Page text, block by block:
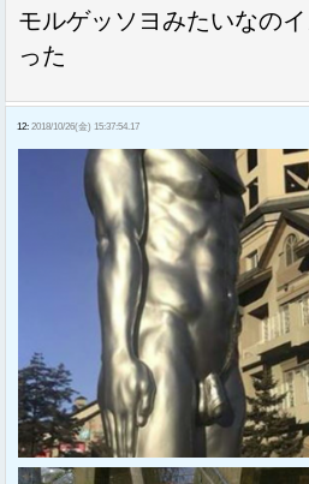
モルゲッソヨみたいなの
った
12: 2018/10/26(金) 15:37:54.17